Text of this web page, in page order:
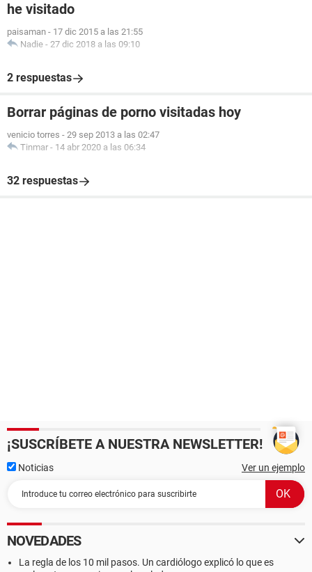
he visitado
paisaman - 17 dic 2015 a las 21:55
Nadie - 27 dic 2018 a las 09:10
2 respuestas
Borrar páginas de porno visitadas hoy
venicio torres - 29 sep 2013 a las 02:47
Tinmar - 14 abr 2020 a las 06:34
32 respuestas
¡SUSCRÍBETE A NUESTRA NEWSLETTER!
Noticias Ver un ejemplo
NOVEDADES
La regla de los 10 mil pasos. Un cardiólogo explicó lo que es